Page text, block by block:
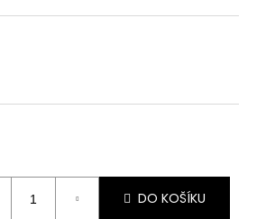
DO KOŠÍKU